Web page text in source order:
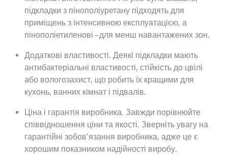
підкладки з пінополіуретану підходять для
приміщень з інтенсивною експлуатацією, а
пінополіетиленові – для менш навантажених зон.
Додаткові властивості. Деякі підкладки мають
антибактеріальні властивості, стійкість до цвілі
або вологозахист, що робить їх кращими для
кухонь, ванних кімнат і підвалів.
Ціна і гарантія виробника. Завжди порівнюйте
співвідношення ціни та якості. Зверніть увагу на
гарантійні зобов’язання виробника, адже це є
хорошим показником надійності виробу.